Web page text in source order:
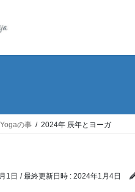
Yogaの事 2024年 辰年とヨーガ
1日 / 最終更新日時 : 2024年1月4日